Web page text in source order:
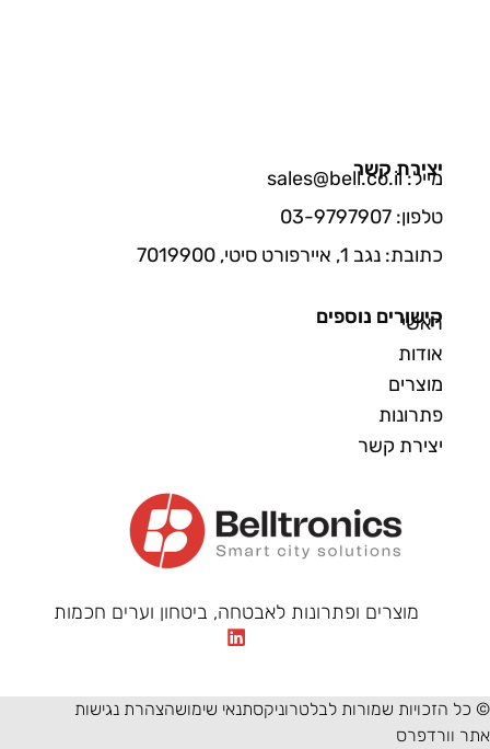
מוצרים ופתרונות לאבטחה, ביטחון וערים חכמות
קישורים נוספים
ראשי
אודות
מוצרים
פתרונות
יצירת קשר
יצירת קשר
מייל: sales@bell.co.il
טלפון: 03-9797907
כתובת: נגב 1, איירפורט סיטי, 7019900
© כל הזכויות שמורות לבלטרוניקסתנאי שימושהצהרת נגישות
אתר וורדפרס